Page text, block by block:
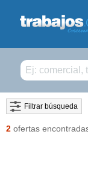
Filtrar búsqueda
2 ofertas